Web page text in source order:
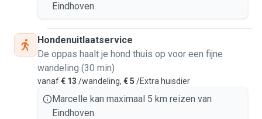
Eindhoven.
Hondenuitlaatservice
De oppas haalt je hond thuis op voor een fijne
wandeling (30 min)
vanaf€ 13 /wandeling, € 5 /Extra huisdier
Marcelle kan maximaal 5 km reizen van
Eindhoven.